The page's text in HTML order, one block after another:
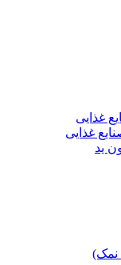
غذایی
غذایی
ید
نمک)